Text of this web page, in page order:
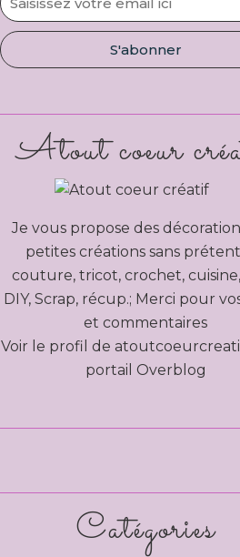
Catégories
Atout coeur
Je vous propose des
petites créations sans
couture, tricot, crochet,
DIY, Scrap, récup.; Merci pour
et commentaires
Voir le profil de
portail Overblog